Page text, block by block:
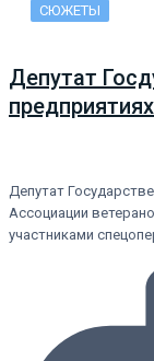
СЮЖЕТЫ
Депутат
Депутат
Ассоциации
участниками